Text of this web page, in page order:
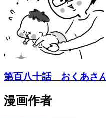
第百八十話 おくあさん
漫画作者